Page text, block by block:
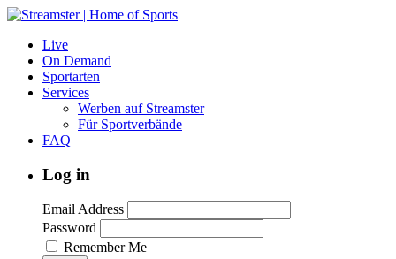
Live
On Demand
Sportarten
Services
Werben auf Streamster
Für Sportverbände
FAQ
Log in
Email Address
Password
Remember Me